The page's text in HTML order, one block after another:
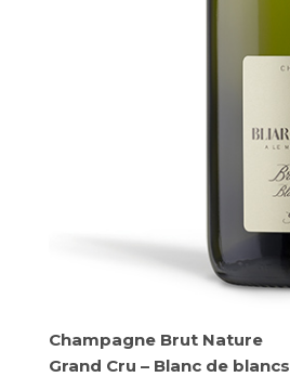
Champagne Brut Nature
Grand Cru – Blanc de blancs